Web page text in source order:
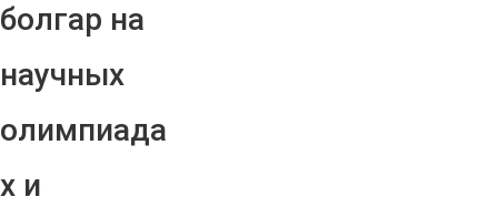
болгар на
научных
олимпиада
х и